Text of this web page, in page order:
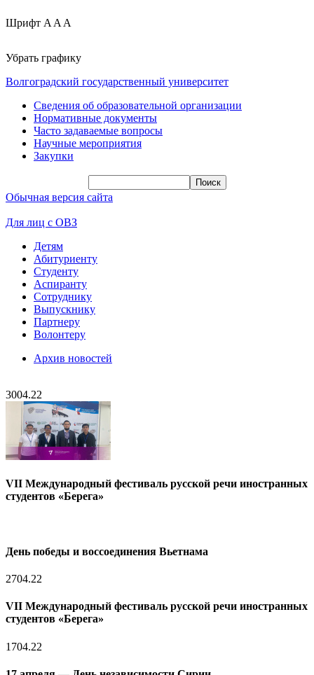
Шрифт A A A
Убрать графику
Волгоградский государственный университет
Сведения об образовательной организации
Нормативные документы
Часто задаваемые вопросы
Научные мероприятия
Закупки
Обычная версия сайта
Для лиц с ОВЗ
Детям
Абитуриенту
Студенту
Аспиранту
Сотруднику
Выпускнику
Партнеру
Волонтеру
Архив новостей
3004.22
VII Международный фестиваль русской речи иностранных
студентов «Берега»
День победы и воссоединения Вьетнама
2704.22
VII Международный фестиваль русской речи иностранных
студентов «Берега»
1704.22